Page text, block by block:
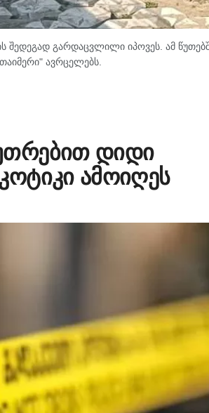
შედეგად გარდაცვლილი იპოვეს. ამ
ავრცელებს.
დიდი
ამოიღეს